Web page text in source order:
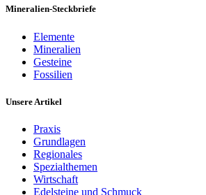
Mineralien-Steckbriefe
Elemente
Mineralien
Gesteine
Fossilien
Unsere Artikel
Praxis
Grundlagen
Regionales
Spezialthemen
Wirtschaft
Edelsteine und Schmuck